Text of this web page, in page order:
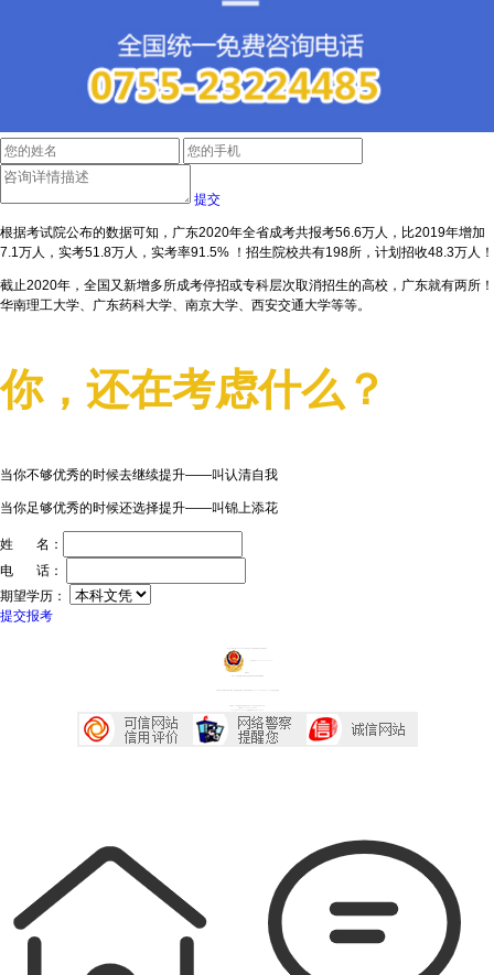
提交
根据考试院公布的数据可知，广东2020年全省成考共报考56.6万人，比2019年增加
7.1万人，实考51.8万人，实考率91.5% ！招生院校共有198所，计划招收48.3万人！
截止2020年，全国又新增多所成考停招或专科层次取消招生的高校，广东就有两所！
华南理工大学、广东药科大学、南京大学、西安交通大学等等。
你，还在考虑什么？
当你不够优秀的时候去继续提升——叫认清自我
当你足够优秀的时候还选择提升——叫锦上添花
姓 名：
电 话：
期望学历：
提交报考